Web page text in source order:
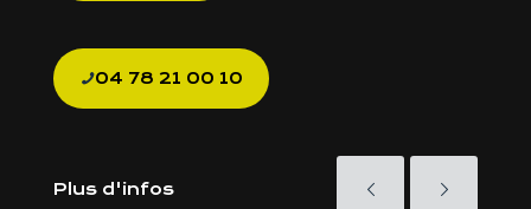
04 78 21 00 10
Plus d'infos